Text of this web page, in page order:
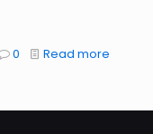
0 Read more